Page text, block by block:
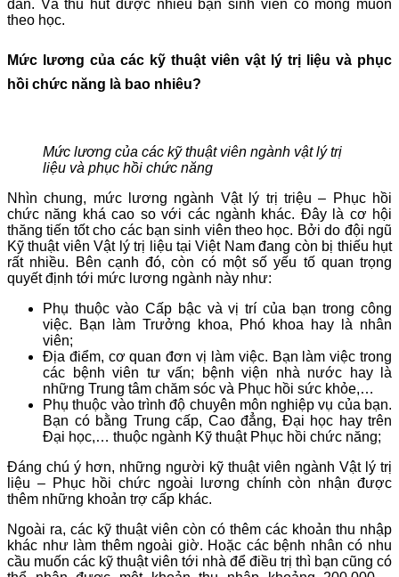
dẫn. Và thu hút được nhiều bạn sinh viên có mong muốn
theo học.
Mức lương của các kỹ thuật viên vật lý trị liệu và phục
hồi chức năng là bao nhiêu?
Mức lương của các kỹ thuật viên ngành vật lý trị
liệu và phục hồi chức năng
Nhìn chung, mức lương ngành Vật lý trị triệu – Phục hồi
chức năng khá cao so với các ngành khác. Đây là cơ hội
thăng tiến tốt cho các bạn sinh viên theo học. Bởi do đội ngũ
Kỹ thuật viên Vật lý trị liệu tại Việt Nam đang còn bị thiếu hụt
rất nhiều. Bên cạnh đó, còn có một số yếu tố quan trọng
quyết định tới mức lương ngành này như:
Phụ thuộc vào Cấp bậc và vị trí của bạn trong công
việc. Bạn làm Trưởng khoa, Phó khoa hay là nhân
viên;
Địa điểm, cơ quan đơn vị làm việc. Bạn làm việc trong
các bệnh viên tư vấn; bệnh viện nhà nước hay là
những Trung tâm chăm sóc và Phục hồi sức khỏe,…
Phụ thuộc vào trình độ chuyên môn nghiệp vụ của bạn.
Bạn có bằng Trung cấp, Cao đẳng, Đại học hay trên
Đại học,… thuộc ngành Kỹ thuật Phục hồi chức năng;
Đáng chú ý hơn, những người kỹ thuật viên ngành Vật lý trị
liệu – Phục hồi chức ngoài lương chính còn nhận được
thêm những khoản trợ cấp khác.
Ngoài ra, các kỹ thuật viên còn có thêm các khoản thu nhập
khác như làm thêm ngoài giờ. Hoặc các bệnh nhân có nhu
cầu muốn các kỹ thuật viên tới nhà để điều trị thì bạn cũng có